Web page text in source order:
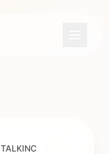
TALKINC